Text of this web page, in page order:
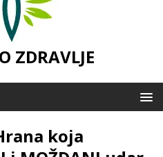
ZDRAVLJE
koja